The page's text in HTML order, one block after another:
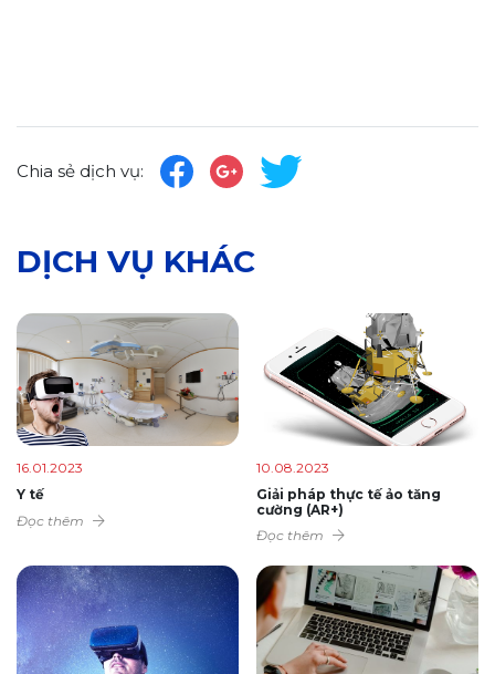
Chia sẻ dịch vụ:
DỊCH VỤ KHÁC
16.01.2023
Y tế
Đọc thêm
10.08.2023
Giải pháp thực tế ảo tăng
cường (AR+)
Đọc thêm